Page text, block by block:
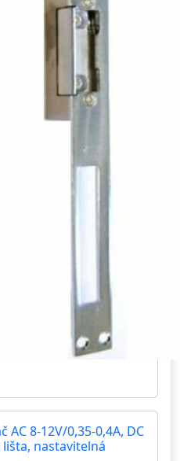
8-12V/0,35-0,4A, DC
lišta, nastavitelná